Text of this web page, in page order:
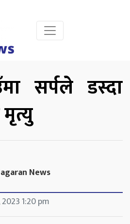
सर्पले डस्दा
News
1:20 pm